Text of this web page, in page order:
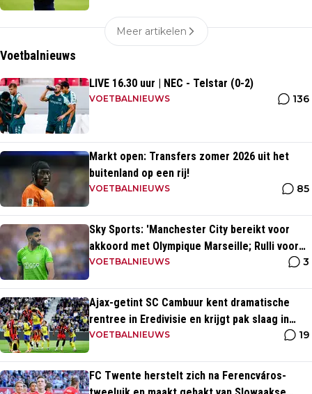
Meer artikelen
Voetbalnieuws
LIVE 16.30 uur | NEC - Telstar (0-2)
VOETBALNIEUWS 136
Markt open: Transfers zomer 2026 uit het
buitenland op een rij!
VOETBALNIEUWS 85
Sky Sports: 'Manchester City bereikt voor
akkoord met Olympique Marseille; Rulli voor
twee miljoen naar Engeland'
VOETBALNIEUWS 3
Ajax-getint SC Cambuur kent dramatische
rentree in Eredivisie en krijgt pak slaag in
eigen huis
VOETBALNIEUWS 19
FC Twente herstelt zich na Ferencváros-